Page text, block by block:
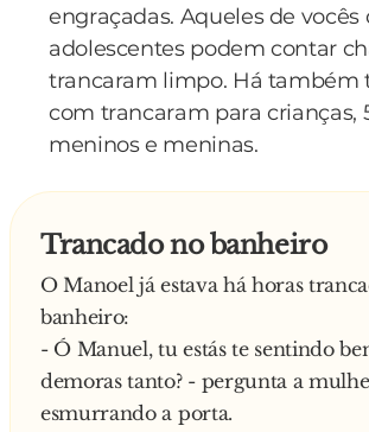
engraçadas. Aqueles de vocês
adolescentes podem contar
trancaram limpo. Há também
com trancaram para crianças,
meninos e meninas.
Trancado no banheiro
O Manoel já estava há horas
banheiro:
- Ó Manuel, tu estás te sentindo
demoras tanto? - pergunta a
esmurrando a porta.